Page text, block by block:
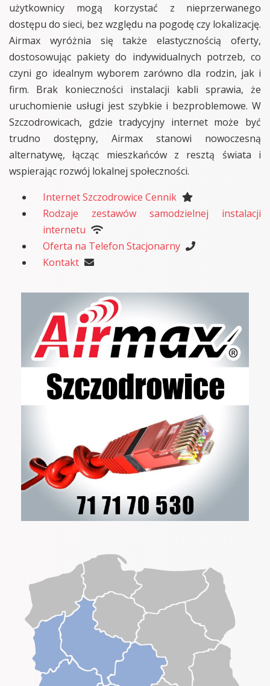
użytkownicy mogą korzystać z nieprzerwanego
dostępu do sieci, bez względu na pogodę czy lokalizację.
Airmax wyróżnia się także elastycznością oferty,
dostosowując pakiety do indywidualnych potrzeb, co
czyni go idealnym wyborem zarówno dla rodzin, jak i
firm. Brak konieczności instalacji kabli sprawia, że
uruchomienie usługi jest szybkie i bezproblemowe. W
Szczodrowicach, gdzie tradycyjny internet może być
trudno dostępny, Airmax stanowi nowoczesną
alternatywę, łącząc mieszkańców z resztą świata i
wspierając rozwój lokalnej społeczności.
Internet Szczodrowice Cennik
Rodzaje zestawów samodzielnej instalacji
internetu
Oferta na Telefon Stacjonarny
Kontakt